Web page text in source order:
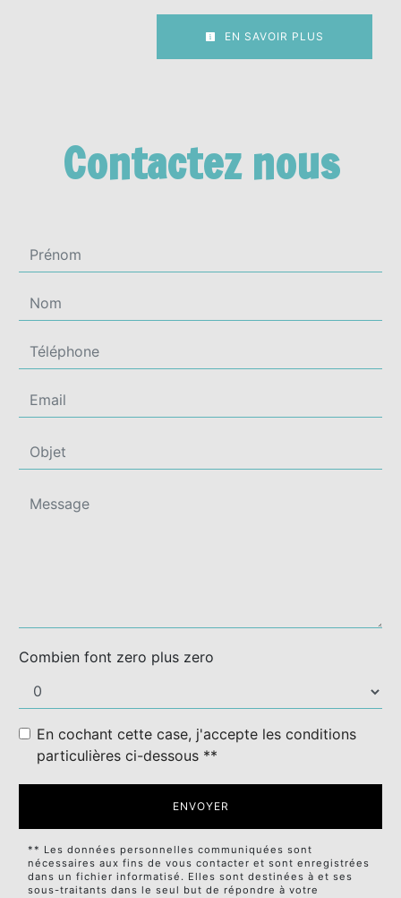
EN SAVOIR PLUS
Contactez nous
Combien font zero plus zero
En cochant cette case, j'accepte les conditions
particulières ci-dessous **
ENVOYER
** Les données personnelles communiquées sont
nécessaires aux fins de vous contacter et sont enregistrées
dans un fichier informatisé. Elles sont destinées à et ses
sous-traitants dans le seul but de répondre à votre